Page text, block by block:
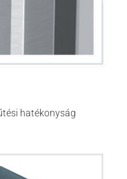
hatékonyság